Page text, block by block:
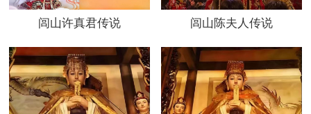
闾山许真君传说 闾山陈夫人传说